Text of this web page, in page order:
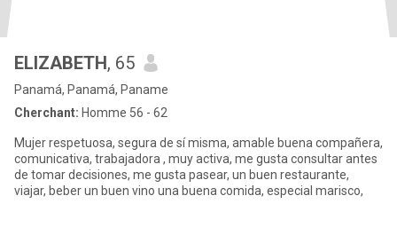
ELIZABETH, 65
Panamá, Panamá, Paname
Cherchant: Homme 56 - 62
Mujer respetuosa, segura de sí misma, amable buena compañera,
comunicativa, trabajadora , muy activa, me gusta consultar antes
de tomar decisiones, me gusta pasear, un buen restaurante,
viajar, beber un buen vino una buena comida, especial marisco,